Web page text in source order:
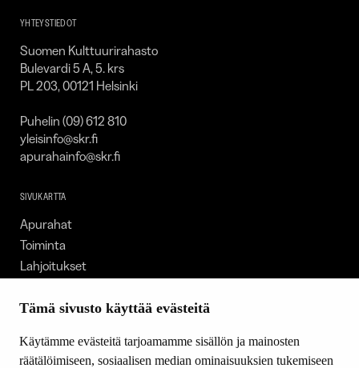
Tämä sivusto käyttää evästeitä
Käytämme evästeitä tarjoamamme sisällön ja mainosten
räätälöimiseen, sosiaalisen median ominaisuuksien tukemiseen
YHTEYSTIEDOT
Suomen Kulttuurirahasto
Bulevardi 5 A, 5. krs
PL 203, 00121 Helsinki
Puhelin (09) 612 810
yleisinfo@skr.fi
apurahainfo@skr.fi
SIVUKARTTA
Apurahat
Toiminta
Lahjoitukset
Ajankohtaista
Yhteystiedot